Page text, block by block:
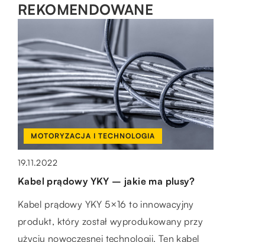
REKOMENDOWANE
MOTORYZACJA I TECHNOLOGIA
05.02.2021
Czy szkło hartowane jest skuteczne?
Tablet to urządzenie, którego używamy
bardzo często. Wpływa na to przede
wszystkim rozmaitość możliwości, jakie ono
MOTORYZACJA I TECHNOLOGIA
19.11.2022
Kabel prądowy YKY – jakie ma plusy?
Kabel prądowy YKY 5×16 to innowacyjny
produkt, który został wyprodukowany przy
użyciu nowoczesnej technologii. Ten kabel
DOM I WNĘTRZE
11.10.2020
Dlaczego warto w domu położyć
wycieraczki?
Dbając o czystość oraz porządek w naszym
domu bądź mieszkaniu, staramy się dokładać